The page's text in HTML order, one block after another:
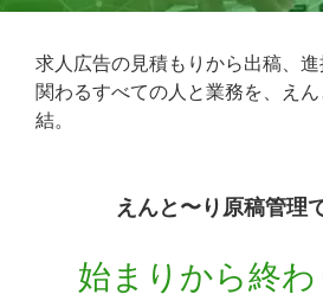
求人広告の見積もりから出稿、進
関わるすべての人と業務を、え
結。
えんと〜り原稿管理
始まりから終わ